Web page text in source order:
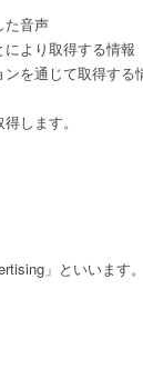
た音声
より取得する情報
を通じて取得する
します。
」といいます。